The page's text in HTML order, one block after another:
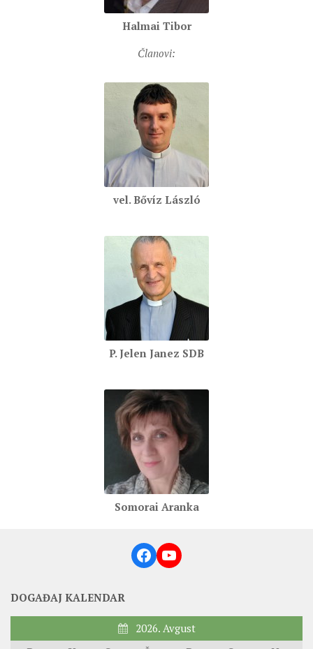
ZAŠTITA MALOLJETNIKA
Halmai Tibor
Članovi:
vel. Bővíz László
P. Jelen Janez SDB
Somorai Aranka
Facebook
YouTube
DOGAĐAJ KALENDAR
2026. Avgust